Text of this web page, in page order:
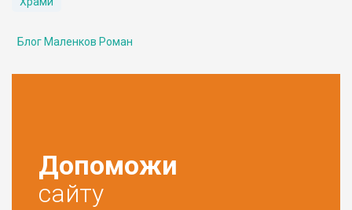
Блог Маленков Роман
Допоможи
сайту